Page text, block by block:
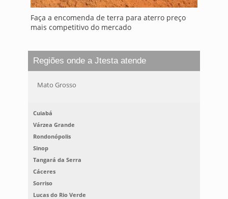
Faça a encomenda de terra para aterro preço
mais competitivo do mercado
Regiões onde a Jtesta atende
Mato Grosso
Cuiabá
Várzea Grande
Rondonópolis
Sinop
Tangará da Serra
Cáceres
Sorriso
Lucas do Rio Verde